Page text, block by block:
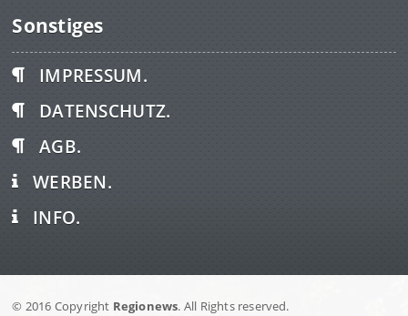
Sonstiges
IMPRESSUM.
DATENSCHUTZ.
AGB.
WERBEN.
INFO.
© 2016 Copyright Regionews. All Rights reserved.